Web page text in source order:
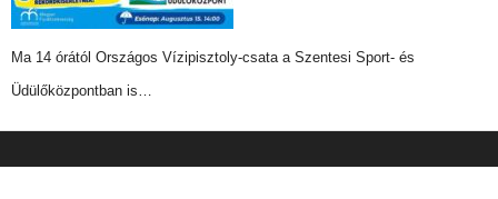
Ma 14 órától Országos Vízipisztoly-csata a Szentesi Sport- és
Üdülőközpontban is…